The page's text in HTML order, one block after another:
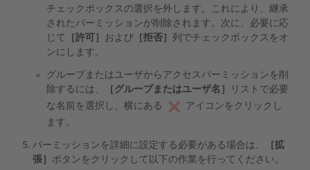
チェックボックスの選択を外します。これにより、継承
されたパーミッションが削除されます。次に、必要に応
じて
［許可］ および ［拒否］ 列でチェックボックスをオ
ンにします。
グループまたはユーザからアクセスパーミッションを削
除するには、
［グループまたはユーザ名］
リストで必要
な名前を選択し、横にある
アイコンをクリックし
ます。
パーミッションを詳細に設定する必要がある場合は、
［拡
張］ ボタンをクリックして以下の作業を行ってください。